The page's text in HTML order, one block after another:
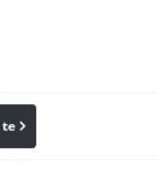
Pinterest